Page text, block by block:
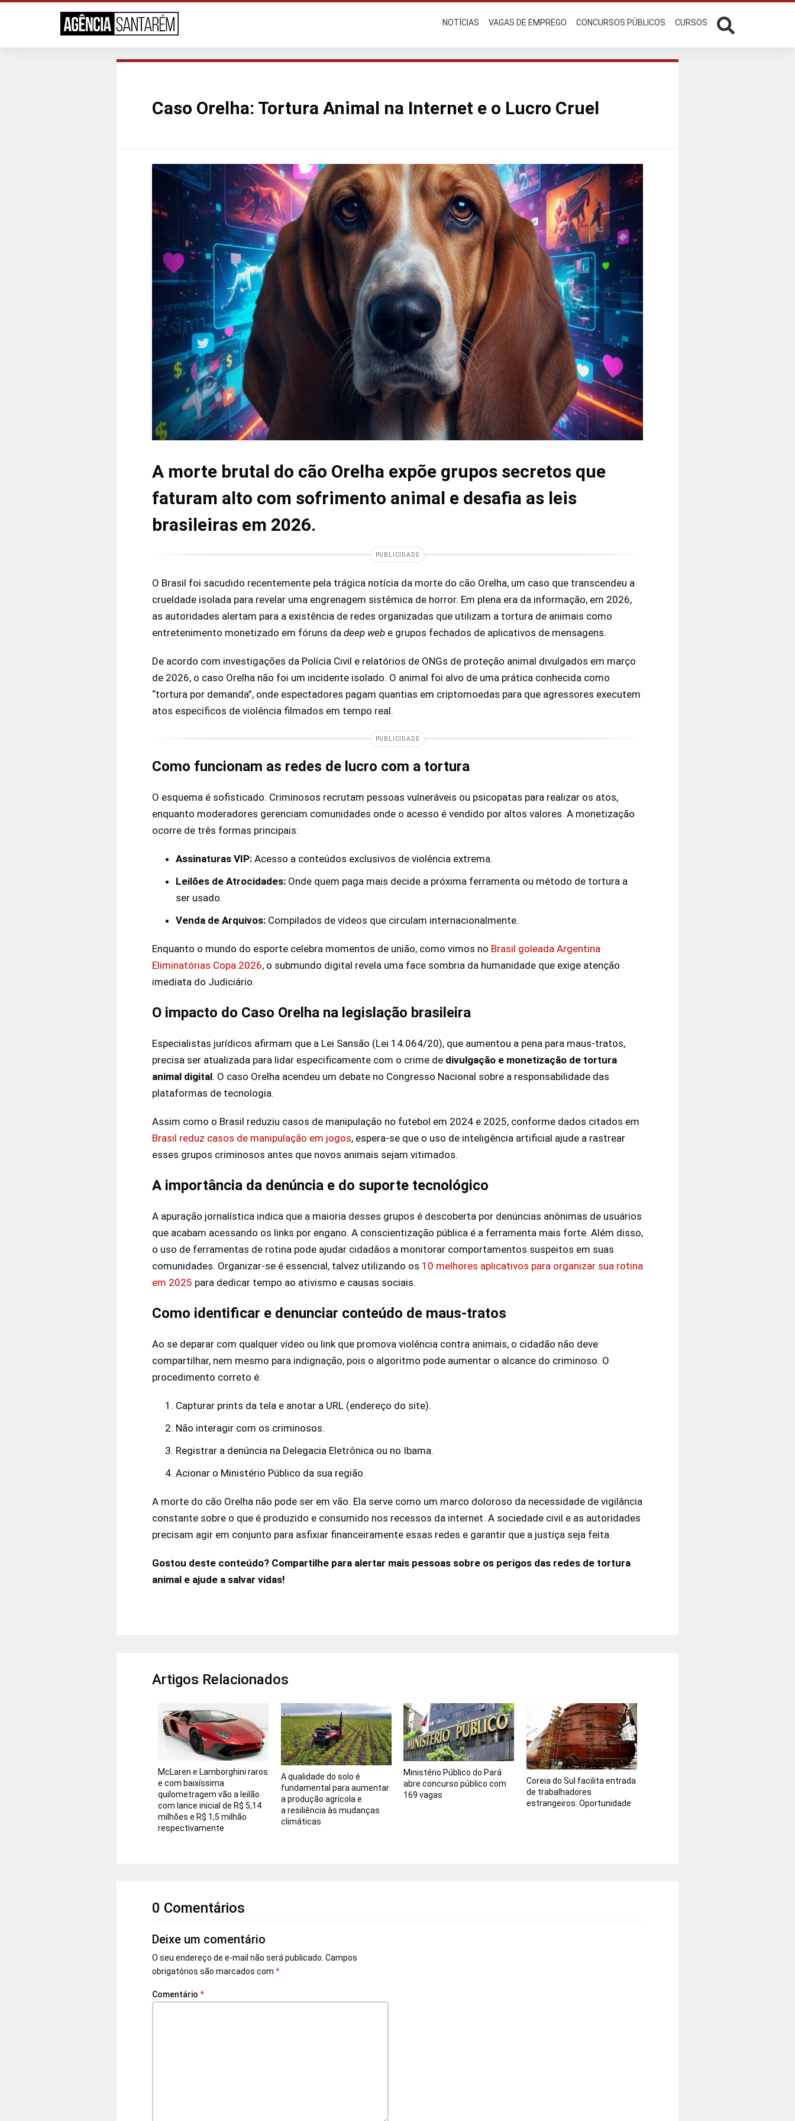
NOTÍCIAS VAGAS DE EMPREGO CONCURSOS PÚBLICOS CURSOS
Caso Orelha: Tortura Animal na Internet e o Lucro Cruel
A morte brutal do cão Orelha expõe grupos secretos que
faturam alto com sofrimento animal e desafia as leis
brasileiras em 2026.
PUBLICIDADE
O Brasil foi sacudido recentemente pela trágica notícia da morte do cão Orelha, um caso que transcendeu a
crueldade isolada para revelar uma engrenagem sistêmica de horror. Em plena era da informação, em 2026,
as autoridades alertam para a existência de redes organizadas que utilizam a tortura de animais como
entretenimento monetizado em fóruns da deep web e grupos fechados de aplicativos de mensagens.
De acordo com investigações da Polícia Civil e relatórios de ONGs de proteção animal divulgados em março
de 2026, o caso Orelha não foi um incidente isolado. O animal foi alvo de uma prática conhecida como
“tortura por demanda”, onde espectadores pagam quantias em criptomoedas para que agressores executem
atos específicos de violência filmados em tempo real.
PUBLICIDADE
Como funcionam as redes de lucro com a tortura
O esquema é sofisticado. Criminosos recrutam pessoas vulneráveis ou psicopatas para realizar os atos,
enquanto moderadores gerenciam comunidades onde o acesso é vendido por altos valores. A monetização
ocorre de três formas principais:
Assinaturas VIP: Acesso a conteúdos exclusivos de violência extrema.
Leilões de Atrocidades: Onde quem paga mais decide a próxima ferramenta ou método de tortura a
ser usado.
Venda de Arquivos: Compilados de vídeos que circulam internacionalmente.
Enquanto o mundo do esporte celebra momentos de união, como vimos no Brasil goleada Argentina
Eliminatórias Copa 2026, o submundo digital revela uma face sombria da humanidade que exige atenção
imediata do Judiciário.
O impacto do Caso Orelha na legislação brasileira
Especialistas jurídicos afirmam que a Lei Sansão (Lei 14.064/20), que aumentou a pena para maus-tratos,
precisa ser atualizada para lidar especificamente com o crime de divulgação e monetização de tortura
animal digital. O caso Orelha acendeu um debate no Congresso Nacional sobre a responsabilidade das
plataformas de tecnologia.
Assim como o Brasil reduziu casos de manipulação no futebol em 2024 e 2025, conforme dados citados em
Brasil reduz casos de manipulação em jogos, espera-se que o uso de inteligência artificial ajude a rastrear
esses grupos criminosos antes que novos animais sejam vitimados.
A importância da denúncia e do suporte tecnológico
A apuração jornalística indica que a maioria desses grupos é descoberta por denúncias anônimas de usuários
que acabam acessando os links por engano. A conscientização pública é a ferramenta mais forte. Além disso,
o uso de ferramentas de rotina pode ajudar cidadãos a monitorar comportamentos suspeitos em suas
comunidades. Organizar-se é essencial, talvez utilizando os 10 melhores aplicativos para organizar sua rotina
em 2025 para dedicar tempo ao ativismo e causas sociais.
Como identificar e denunciar conteúdo de maus-tratos
Ao se deparar com qualquer vídeo ou link que promova violência contra animais, o cidadão não deve
compartilhar, nem mesmo para indignação, pois o algoritmo pode aumentar o alcance do criminoso. O
procedimento correto é:
Capturar prints da tela e anotar a URL (endereço do site).
Não interagir com os criminosos.
Registrar a denúncia na Delegacia Eletrônica ou no Ibama.
Acionar o Ministério Público da sua região.
A morte do cão Orelha não pode ser em vão. Ela serve como um marco doloroso da necessidade de vigilância
constante sobre o que é produzido e consumido nos recessos da internet. A sociedade civil e as autoridades
precisam agir em conjunto para asfixiar financeiramente essas redes e garantir que a justiça seja feita.
Gostou deste conteúdo? Compartilhe para alertar mais pessoas sobre os perigos das redes de tortura
animal e ajude a salvar vidas!
Artigos Relacionados
McLaren e Lamborghini raros
e com baixíssima
quilometragem vão a leilão
com lance inicial de R$ 5,14
milhões e R$ 1,5 milhão
respectivamente
A qualidade do solo é
fundamental para aumentar
a produção agrícola e
a resiliência às mudanças
climáticas
Ministério Público do Pará
abre concurso público com
169 vagas
Coreia do Sul facilita entrada
de trabalhadores
estrangeiros: Oportunidade
0 Comentários
Deixe um comentário
O seu endereço de e-mail não será publicado. Campos
obrigatórios são marcados com *
Comentário *